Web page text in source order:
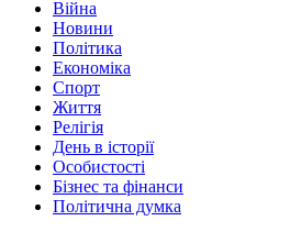
Війна
Новини
Політика
Економіка
Спорт
Життя
Релігія
День в історії
Особистості
Бізнес та фінанси
Політична думка